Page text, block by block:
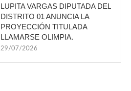
LUPITA VARGAS DIPUTADA DEL
DISTRITO 01 ANUNCIA LA
PROYECCIÓN TITULADA
LLAMARSE OLIMPIA.
29/07/2026